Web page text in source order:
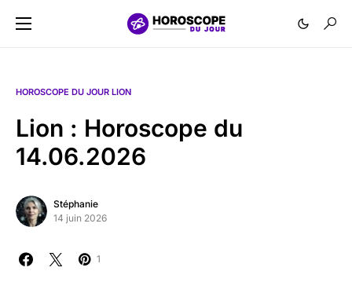
HOROSCOPE DU JOUR LION
Lion : Horoscope du
14.06.2026
Stéphanie
14 juin 2026
1